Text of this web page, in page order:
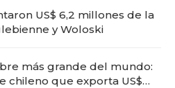
US$ 6,2 millones de la
y Woloski
más grande del mundo:
chileno que exporta US$